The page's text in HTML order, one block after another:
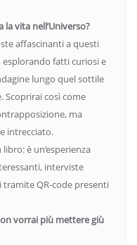
vita nell’Universo?
affascinanti a questi
fatti curiosi e
lungo quel sottile
così come
ma
intrecciato.
è un’esperienza
interviste
tramite QR-code presenti
vorrai più mettere giù